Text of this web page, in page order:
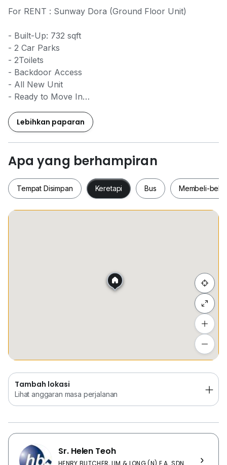
For RENT : Sunway Dora (Ground Floor Unit)
- Built-Up: 732 sqft
- 2 Car Parks
- 2Toilets
- Backdoor Access
- All New Unit
- Ready to Move In
For Rent : RM 4,000 / month
WhatsApp or Call for Viewing Arrangement
Chua - 0_1_2_4_3_0_1_1_3_3
Lebihkan paparan
Apa yang berhampiran
Tempat Disimpan Keretapi Bus Membeli-
Tambah lokasi
Lihat anggaran masa perjalanan
Sr. Helen Teoh
HENRY BUTCHER, LIM & LONG (N) E.A. SDN.